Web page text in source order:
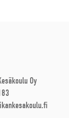
Oy